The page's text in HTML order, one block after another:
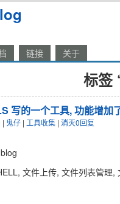
链接 关于
标签
写的一个工具, 功能增加
| 鬼仔 | 工具收集 | 消灭0回复
文件上传, 文件列表管